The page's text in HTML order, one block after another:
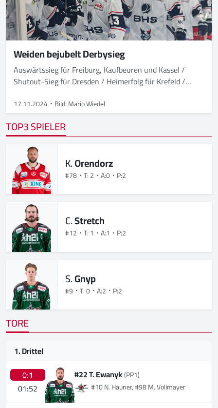
Weiden bejubelt Derbysieg
Auswärtssieg für Freiburg, Kaufbeuren und Kassel /
Shutout-Sieg für Dresden / Heimerfolg für Krefeld /
17.11.2024 Bild: Mario Wiedel
TOP3 SPIELER
K.Orendorz
#78 T: 2 A:0 P:2
C.Stretch
#12 T: 1 A:1 P:2
S.Gnyp
#9 T: 0 A:2 P:2
TORE
1. Drittel
0:1
01:52
#22 T. Ewanyk(PP1)
#10 N. Hauner, #98 M. Vollmayer